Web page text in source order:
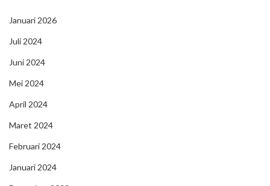
Januari 2026
Juli 2024
Juni 2024
Mei 2024
April 2024
Maret 2024
Februari 2024
Januari 2024